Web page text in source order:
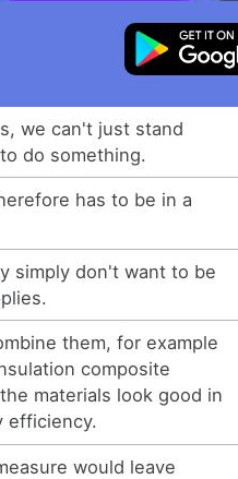
we can't just stand
do something.
has to be in a
simply don't want to be
them, for example
composite
materials look good in
efficiency.
would leave